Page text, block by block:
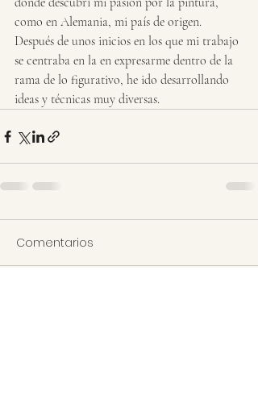
como en Alemania, mi país de origen.
Después de unos inicios en los que mi trabajo
se centraba en la en expresarme dentro de la
rama de lo figurativo, he ido desarrollando
ideas y técnicas muy diversas.
Comentarios